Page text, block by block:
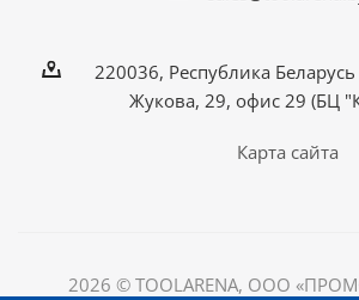
220036, Республика
Жукова, 29, офис 29 (БЦ
Карта сайта
2026 © TOOLARENA, ООО